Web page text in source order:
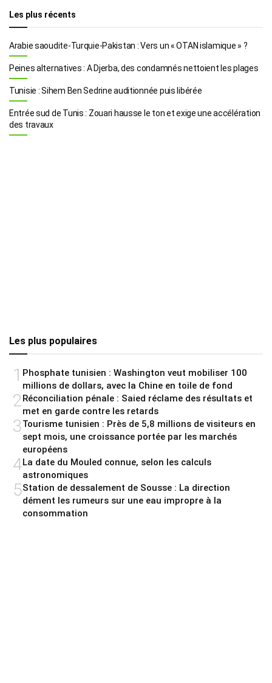
Les plus récents
Arabie saoudite-Turquie-Pakistan : Vers un « OTAN islamique » ?
Peines alternatives : A Djerba, des condamnés nettoient les plages
Tunisie : Sihem Ben Sedrine auditionnée puis libérée
Entrée sud de Tunis : Zouari hausse le ton et exige une accélération
des travaux
Les plus populaires
1 Phosphate tunisien : Washington veut mobiliser 100
millions de dollars, avec la Chine en toile de fond
2 Réconciliation pénale : Saied réclame des résultats et
met en garde contre les retards
3Tourisme tunisien : Près de 5,8 millions de visiteurs en
sept mois, une croissance portée par les marchés
européens
4La date du Mouled connue, selon les calculs
astronomiques
5Station de dessalement de Sousse : La direction
dément les rumeurs sur une eau impropre à la
consommation